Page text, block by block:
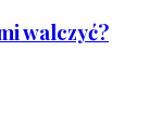
walczyć?